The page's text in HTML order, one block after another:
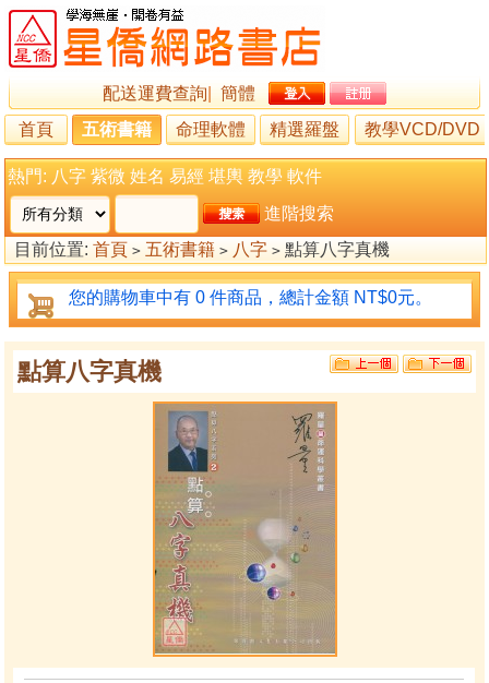
配送運費查詢
簡體
首頁
五術書籍 命理軟體 精選羅盤 教學VCD/DVD
熱門: 八字 紫微 姓名 易經 堪輿 教學 軟件
進階搜索
目前位置: 首頁 > 五術書籍 > 八字 > 點算八字真機
您的購物車中有 0 件商品，總計金額 NT$0元。
點算八字真機